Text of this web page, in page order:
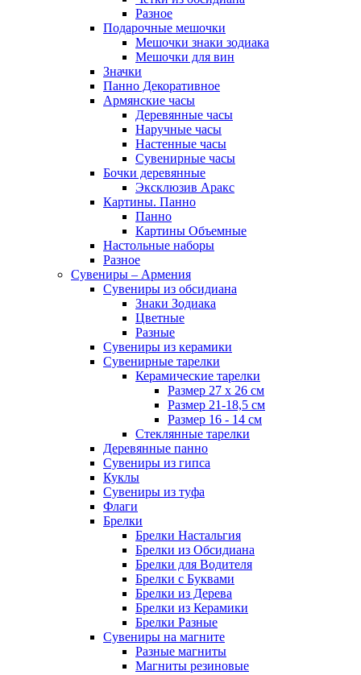
Разное
Подарочные мешочки
Мешочки знаки зодиака
Мешочки для вин
Значки
Панно Декоративное
Армянские часы
Деревянные часы
Наручные часы
Настенные часы
Сувенирные часы
Бочки деревянные
Эксклюзив Аракс
Картины. Панно
Панно
Картины Объемные
Настольные наборы
Разное
Сувениры – Армения
Сувениры из обсидиана
Знаки Зодиака
Цветные
Разные
Сувениры из керамики
Сувенирные тарелки
Керамические тарелки
Размер 27 х 26 см
Размер 21-18,5 см
Размер 16 - 14 см
Стеклянные тарелки
Деревянные панно
Сувениры из гипса
Куклы
Сувениры из туфа
Флаги
Брелки
Брелки Настальгия
Брелки из Обсидиана
Брелки для Водителя
Брелки с Буквами
Брелки из Дерева
Брелки из Керамики
Брелки Разные
Сувениры на магните
Разные магниты
Магниты резиновые